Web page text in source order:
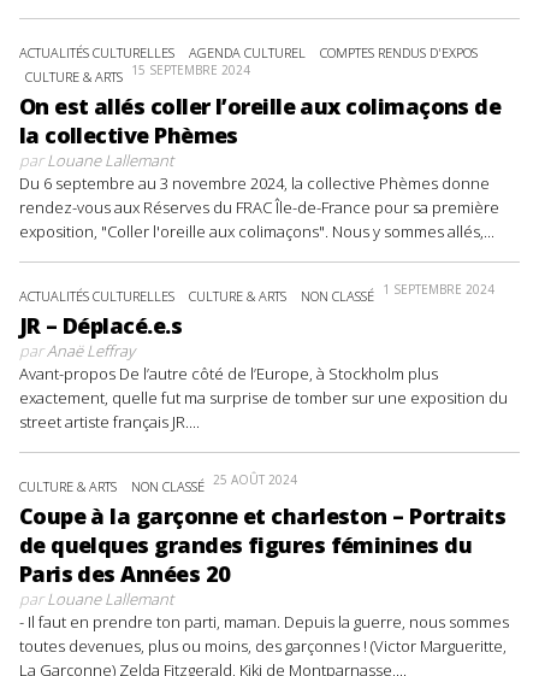
ACTUALITÉS CULTURELLES AGENDA CULTUREL
COMPTES RENDUS D'EXPOS
CULTURE & ARTS 15 SEPTEMBRE 2024
On est allés coller l’oreille aux colimaçons de
la collective Phèmes
parLouane Lallemant
Du 6 septembre au 3 novembre 2024, la collective Phèmes donne
rendez-vous aux Réserves du FRAC Île-de-France pour sa première
exposition, "Coller l'oreille aux colimaçons". Nous y sommes allés,...
ACTUALITÉS CULTURELLES CULTURE & ARTS NON CLASSÉ 1 SEPTEMBRE 2024
JR – Déplacé.e.s
parAnaë Leffray
Avant-propos De l’autre côté de l’Europe, à Stockholm plus
exactement, quelle fut ma surprise de tomber sur une exposition du
street artiste français JR....
CULTURE & ARTS NON CLASSÉ 25 AOÛT 2024
Coupe à la garçonne et charleston – Portraits
de quelques grandes figures féminines du
Paris des Années 20
parLouane Lallemant
- Il faut en prendre ton parti, maman. Depuis la guerre, nous sommes
toutes devenues, plus ou moins, des garçonnes ! (Victor Margueritte,
La Garçonne) Zelda Fitzgerald, Kiki de Montparnasse,...